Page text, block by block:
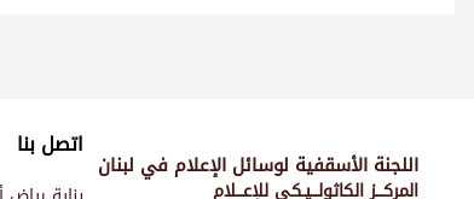
اللجنة الأسقفية لوسائل الإعلام في لبنان
المركـــز الكاثولـــيـكي للإعـــلام
اتصل بنا